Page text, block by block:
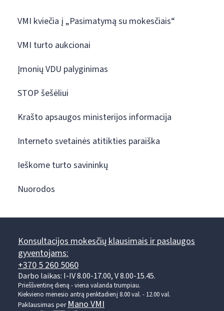
VMI kviečia į „Pasimatymą su mokesčiais“
VMI turto aukcionai
Įmonių VDU palyginimas
STOP šešėliui
Krašto apsaugos ministerijos informacija
Interneto svetainės atitikties paraiška
Ieškome turto savininkų
Nuorodos
Konsultacijos mokesčių klausimais ir paslaugos
gyventojams:
+370 5 260 5060
Darbo laikas: I-IV 8.00-17.00, V 8.00-15.45.
Prieššventinę dieną - viena valanda trumpiau.
Kiekvieno mėnesio antrą penktadienį 8.00 val. - 12.00 val.
Paklausimas perMano VMI